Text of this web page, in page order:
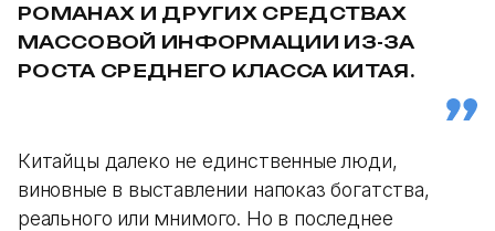
РОМАНАХ И ДРУГИХ СРЕДСТВАХ
МАССОВОЙ ИНФОРМАЦИИ ИЗ-ЗА
РОСТА СРЕДНЕГО КЛАССА КИТАЯ.
Китайцы далеко не единственные люди,
виновные в выставлении напоказ богатства,
реального или мнимого. Но в последнее